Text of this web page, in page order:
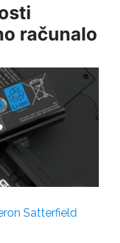
računalo
Satterfield